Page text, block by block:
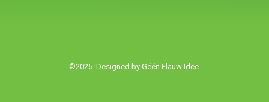
©2025. Designed by Géén Flauw Idee.